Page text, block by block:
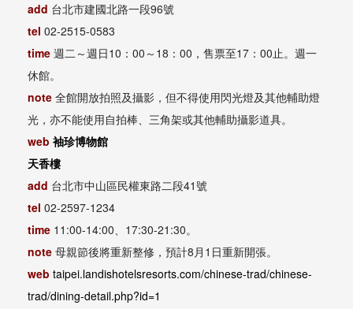
add 台北市建國北路一段96號
tel 02-2515-0583
time 週二～週日10：00～18：00，售票至17：00止。週一
休館。
note 全館開放拍照及攝影，但不得使用閃光燈及其他輔助燈
光，亦不能使用自拍棒、三角架或其他輔助攝影道具。
web 袖珍博物館
天香樓
add 台北市中山區民權東路二段41號
tel 02-2597-1234
time 11:00-14:00、17:30-21:30。
note 母親節後將重新整修，預計8月1日重新開張。
web taipei.landishotelsresorts.com/chinese-trad/chinese-
trad/dining-detail.php?id=1